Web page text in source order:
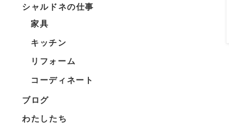
シャルドネの仕事
家具
キッチン
リフォーム
コーディネート
ブログ
わたしたち